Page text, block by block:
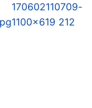
170602110709-
1100×619 212